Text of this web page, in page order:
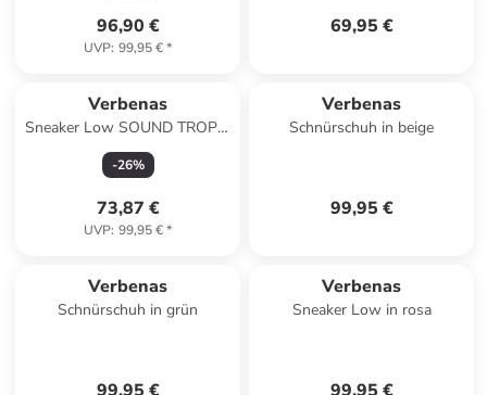
96,90 €
UVP: 99,95 €*
69,95 €
Verbenas
Sneaker Low SOUND TROPIC
in rosa
-26%
73,87 €
UVP: 99,95 €*
Verbenas
Schnürschuh in beige
99,95 €
Verbenas
Schnürschuh in grün
Verbenas
Sneaker Low in rosa